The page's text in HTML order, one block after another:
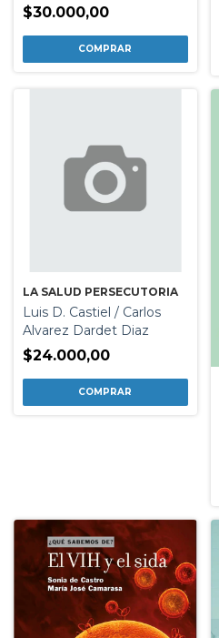
$30.000,00
LA SALUD PERSECUTORIA
Luis D. Castiel / Carlos
Alvarez Dardet Diaz
$24.000,00